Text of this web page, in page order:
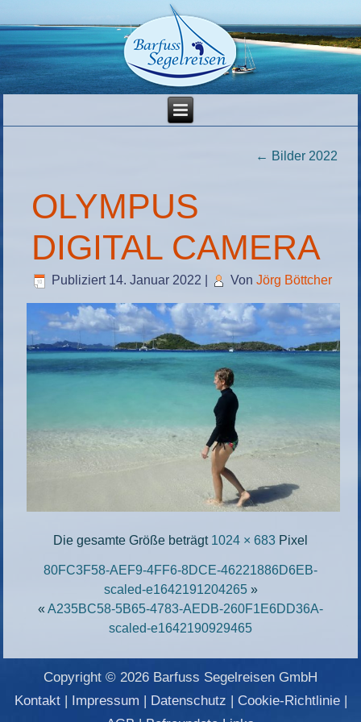
← Bilder 2022
OLYMPUS
DIGITAL CAMERA
Publiziert 14. Januar 2022 Von Jörg Böttcher
Die gesamte Größe beträgt 1024 × 683 Pixel
80FC3F58-AEF9-4FF6-8DCE-46221886D6EB-
scaled-e1642191204265»
« A235BC58-5B65-4783-AEDB-260F1E6DD36A-
scaled-e1642190929465
Copyright © 2026 Barfuss Segelreisen GmbH
Kontakt| Impressum | Datenschutz | Cookie-Richtlinie|